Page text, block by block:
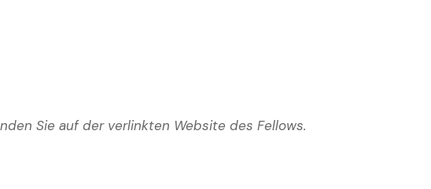
Sie auf der verlinkten Website des Fellows.